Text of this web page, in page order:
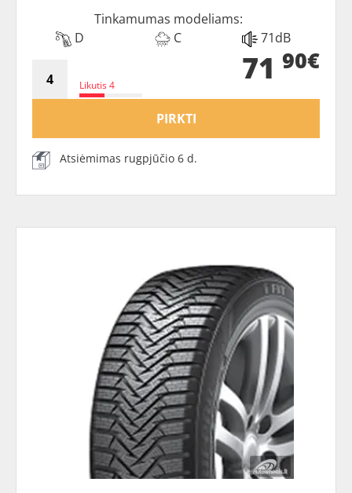
Tinkamumas modeliams:
D
C 71dB
Likutis 4 71 90€
PIRKTI
Atsiėmimas rugpjūčio 6 d.